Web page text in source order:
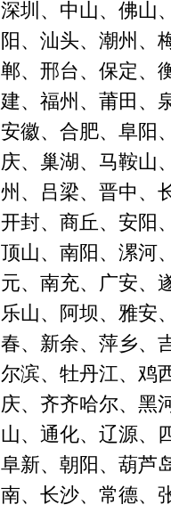
深圳、中山、佛山
阳、汕头、潮州、
郸、邢台、保定、
建、福州、莆田、
安徽、合肥、阜阳
庆、巢湖、马鞍山
州、吕梁、晋中、
开封、商丘、安阳
顶山、南阳、漯河
元、南充、广安、
乐山、阿坝、雅安
春、新余、萍乡、
尔滨、牡丹江、鸡
庆、齐齐哈尔、黑
山、通化、辽源、
阜新、朝阳、葫芦
南、长沙、常德、